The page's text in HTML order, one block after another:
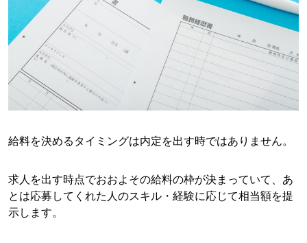
給料を決めるタイミングは内定を出す時ではありません。
求人を出す時点でおおよその給料の枠が決まっていて、あ
とは応募してくれた人のスキル・経験に応じて相当額を提
示します。